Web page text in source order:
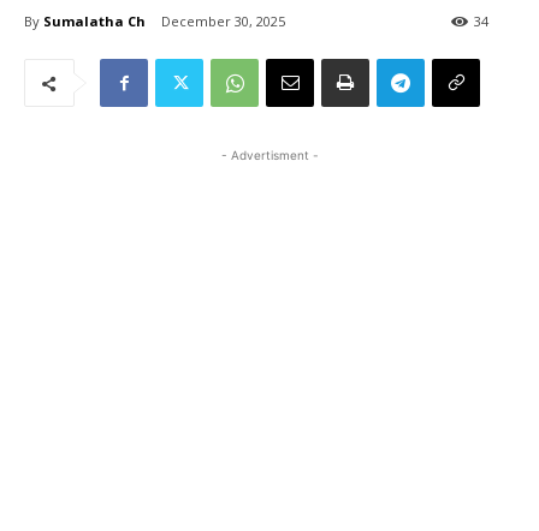
By Sumalatha Ch December 30, 2025 34
- Advertisment -